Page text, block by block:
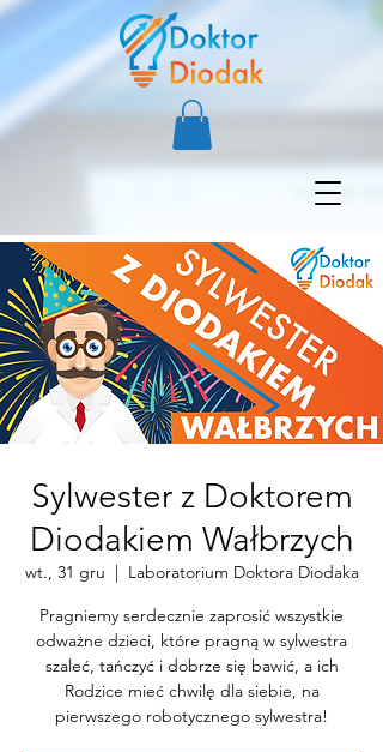
Sylwester z Doktorem
Diodakiem Wałbrzych
wt., 31 gru
  |
Laboratorium Doktora Diodaka
Pragniemy serdecznie zaprosić wszystkie
odważne dzieci, które pragną w sylwestra
szaleć, tańczyć i dobrze się bawić, a ich
Rodzice mieć chwilę dla siebie, na
pierwszego robotycznego sylwestra!